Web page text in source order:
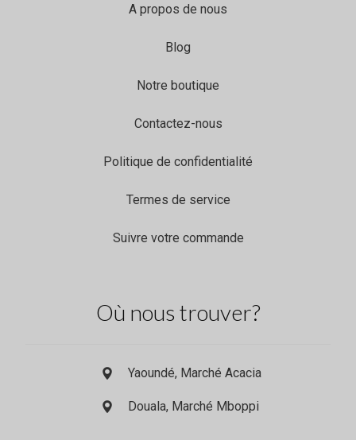
A propos de nous
Blog
Notre boutique
Contactez-nous
Politique de confidentialité
Termes de service
Suivre votre commande
Où nous trouver?
Yaoundé, Marché Acacia
Douala, Marché Mboppi